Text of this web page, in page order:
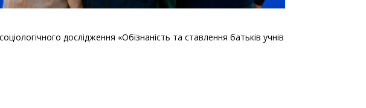
дослідження «Обізнаність та ставлення батьків учнів